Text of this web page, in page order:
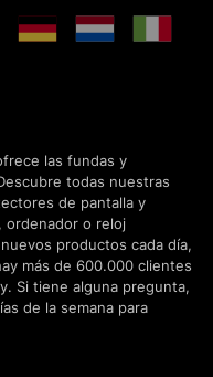
las fundas y
todas nuestras
de pantalla y
ordenador o reloj
productos cada día,
más de 600.000 clientes
Si tiene alguna pregunta,
de la semana para